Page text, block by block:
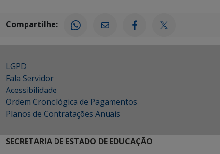
Compartilhe:
LGPD
Fala Servidor
Acessibilidade
Ordem Cronológica de Pagamentos
Planos de Contratações Anuais
SECRETARIA DE ESTADO DE EDUCAÇÃO